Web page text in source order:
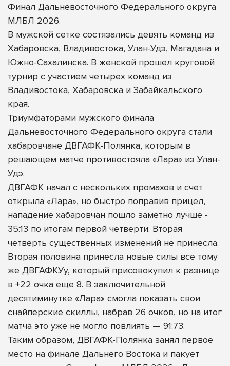
Финал Дальневосточного Федерального округа
МЛБЛ 2026.
В мужской сетке состязались девять команд из
Хабаровска, Владивостока, Улан-Удэ, Магадана и
Южно-Сахалинска. В женской прошел круговой
турнир с участием четырех команд из
Владивостока, Хабаровска и Забайкальского
края.
Триумфаторами мужского финала
Дальневосточного Федерального округа стали
хабаровчане ДВГАФК-Полянка, которым в
решающем матче противостояла «Лара» из Улан-
Удэ.
ДВГАФК начал с нескольких промахов и счет
открыла «Лара», но быстро поправив прицел,
нападение хабаровчан пошло заметно лучше -
35:13 по итогам первой четверти. Вторая
четверть существенных изменений не принесла.
Вторая половина принесла новые силы все тому
же ДВГАФКУу, который присовокупил к разнице
в +22 очка еще 8. В заключительной
десятиминутке «Лара» смогла показать свои
снайперские скиллы, набрав 26 очков, но на итог
матча это уже не могло повлиять — 91:73.
Таким образом, ДВГАФК-Полянка занял первое
место на финале Дальнего Востока и пакует